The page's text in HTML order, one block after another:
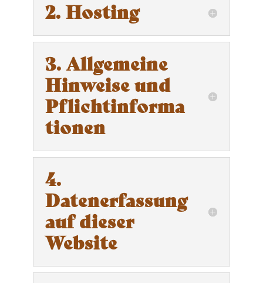
2. Hosting
3. Allgemeine
Hinweise und
Pflichtinforma
tionen
4.
Datenerfassung
auf dieser
Website